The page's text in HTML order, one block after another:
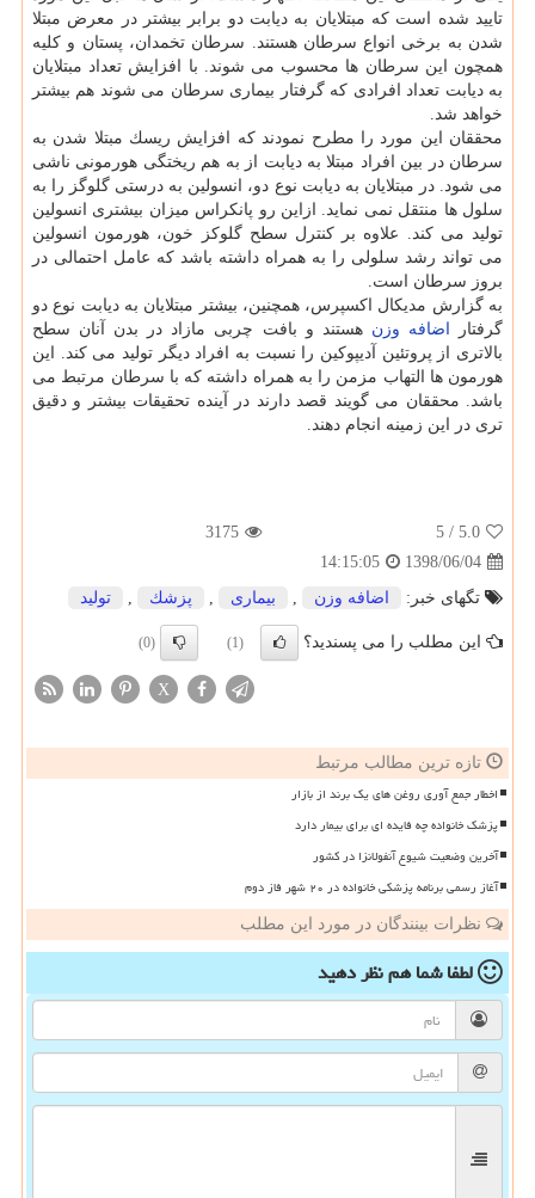
تایید شده است كه مبتلایان به دیابت دو برابر بیشتر در معرض مبتلا
شدن به برخی انواع سرطان هستند. سرطان تخمدان، پستان و كلیه
همچون این سرطان ها محسوب می شوند. با افزایش تعداد مبتلایان
به دیابت تعداد افرادی كه گرفتار بیماری سرطان می شوند هم بیشتر
خواهد شد.
محققان این مورد را مطرح نمودند كه افزایش ریسك مبتلا شدن به
سرطان در بین افراد مبتلا به دیابت از به هم ریختگی هورمونی ناشی
می شود. در مبتلایان به دیابت نوع دو، انسولین به درستی گلوگز را به
سلول ها منتقل نمی نماید. ازاین رو پانكراس میزان بیشتری انسولین
تولید می كند. علاوه بر كنترل سطح گلوكز خون، هورمون انسولین
می تواند رشد سلولی را به همراه داشته باشد كه عامل احتمالی در
بروز سرطان است.
به گزارش مدیكال اكسپرس، همچنین، بیشتر مبتلایان به دیابت نوع دو
گرفتار اضافه وزن هستند و بافت چربی مازاد در بدن آنان سطح
بالاتری از پروتئین آدیپوكین را نسبت به افراد دیگر تولید می كند. این
هورمون ها التهاب مزمن را به همراه داشته كه با سرطان مرتبط می
باشد. محققان می گویند قصد دارند در آینده تحقیقات بیشتر و دقیق
تری در این زمینه انجام دهند.
5.0
/ 5
3175
1398/06/04
14:15:05
تگهای خبر:
اضافه وزن , بیماری , پزشك , تولید
این مطلب را می پسندید؟ (1)
(0)
X
تازه ترین مطالب مرتبط
اخطار جمع آوری روغن های یک برند از بازار
پزشک خانواده چه فایده ای برای بیمار دارد
آخرین وضعیت شیوع آنفولانزا در کشور
آغاز رسمی برنامه پزشکی خانواده در ۲۰ شهر فاز دوم
نظرات بینندگان در مورد این مطلب
لطفا شما همنظر دهید